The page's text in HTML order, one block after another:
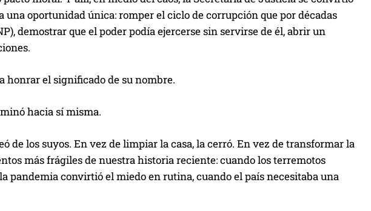
oportunidad única: romper el ciclo de corrupción que por décadas
demostrar que el poder podía ejercerse sin servirse de él, abrir un
honrar el significado de su nombre.
hacia sí misma.
de los suyos. En vez de limpiar la casa, la cerró. En vez de transformar la
más frágiles de nuestra historia reciente: cuando los terremotos
pandemia convirtió el miedo en rutina, cuando el país necesitaba una